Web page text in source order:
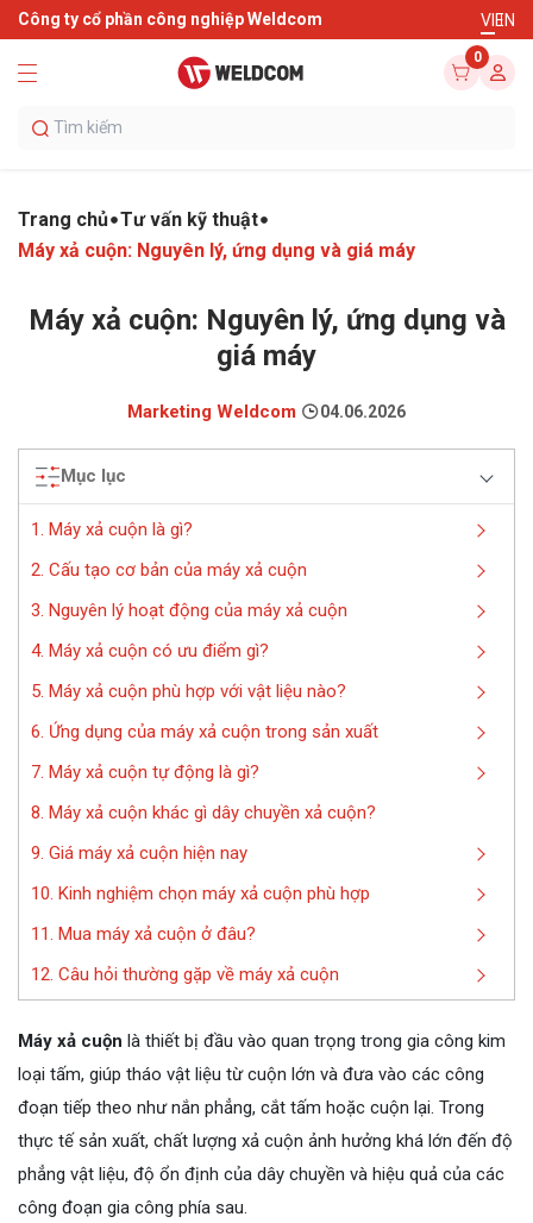
Công ty cổ phần công nghiệp Weldcom VIEN
0
Trang chủ Tư vấn kỹ thuật
Máy xả cuộn: Nguyên lý, ứng dụng và giá máy
Máy xả cuộn: Nguyên lý, ứng dụng và
giá máy
Marketing Weldcom 04.06.2026
Mục lục
1. Máy xả cuộn là gì?
2. Cấu tạo cơ bản của máy xả cuộn
3. Nguyên lý hoạt động của máy xả cuộn
4. Máy xả cuộn có ưu điểm gì?
5. Máy xả cuộn phù hợp với vật liệu nào?
6. Ứng dụng của máy xả cuộn trong sản xuất
7. Máy xả cuộn tự động là gì?
8. Máy xả cuộn khác gì dây chuyền xả cuộn?
9. Giá máy xả cuộn hiện nay
10. Kinh nghiệm chọn máy xả cuộn phù hợp
11. Mua máy xả cuộn ở đâu?
12. Câu hỏi thường gặp về máy xả cuộn
Máy xả cuộn là thiết bị đầu vào quan trọng trong gia công kim
loại tấm, giúp tháo vật liệu từ cuộn lớn và đưa vào các công
đoạn tiếp theo như nắn phẳng, cắt tấm hoặc cuộn lại. Trong
thực tế sản xuất, chất lượng xả cuộn ảnh hưởng khá lớn đến độ
phẳng vật liệu, độ ổn định của dây chuyền và hiệu quả của các
công đoạn gia công phía sau.